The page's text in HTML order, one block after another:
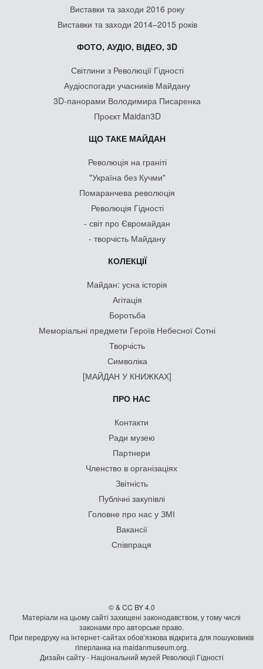
Виставки та заходи 2016 року
Виставки та заходи 2014–2015 років
ФОТО, АУДІО, ВІДЕО, 3D
Світлини з Революції Гідності
Аудіоспогади учасників Майдану
3D-панорами Володимира Писаренка
Проєкт Maidan3D
ЩО ТАКЕ МАЙДАН
Революція на граніті
"Україна без Кучми"
Помаранчева революція
Революція Гідності
- світ про Євромайдан
- творчість Майдану
КОЛЕКЦІЇ
Майдан: усна історія
Агітація
Боротьба
Меморіальні предмети Героїв Небесної Сотні
Творчість
Символіка
[МАЙДАН У КНИЖКАХ]
ПРО НАС
Контакти
Ради музею
Партнери
Членство в організаціях
Звітність
Публічні закупівлі
Головне про нас у ЗМІ
Вакансії
Співпраця
© & CC BY 4.0
Матеріали на цьому сайті захищені законодавством, у тому числі
законами про авторське право.
При передруку на iнтернет-сайтах обов’язкова відкрита для пошуковиків
гiперланка на maidanmuseum.org.
Дизайн сайту - Національний музей Революції Гідності